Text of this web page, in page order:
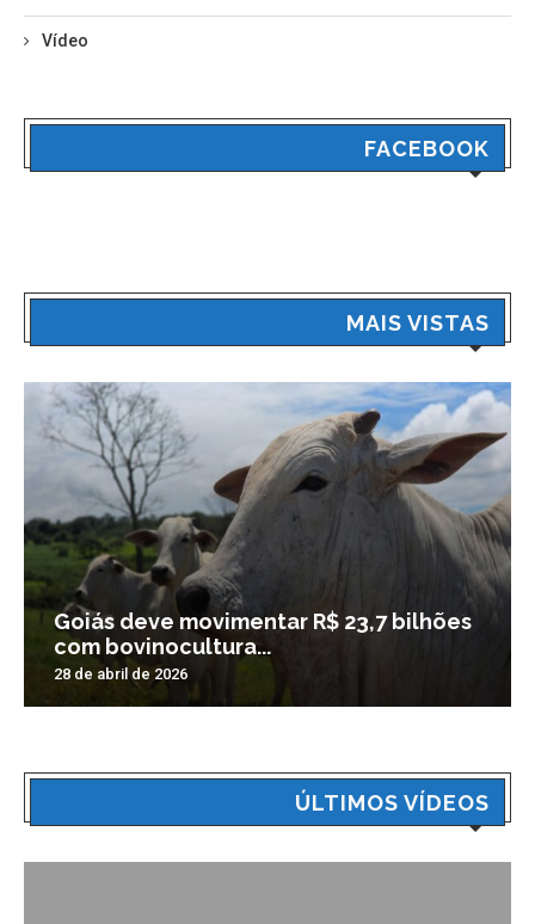
Vídeo
FACEBOOK
MAIS VISTAS
Goiás deve movimentar R$ 23,7 bilhões
com bovinocultura...
28 de abril de 2026
ÚLTIMOS VÍDEOS